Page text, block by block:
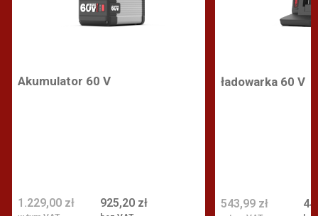
Akumulator 60 V
925,20 zł
1.229,00 zł
ładowarka 60 V
543,99 zł